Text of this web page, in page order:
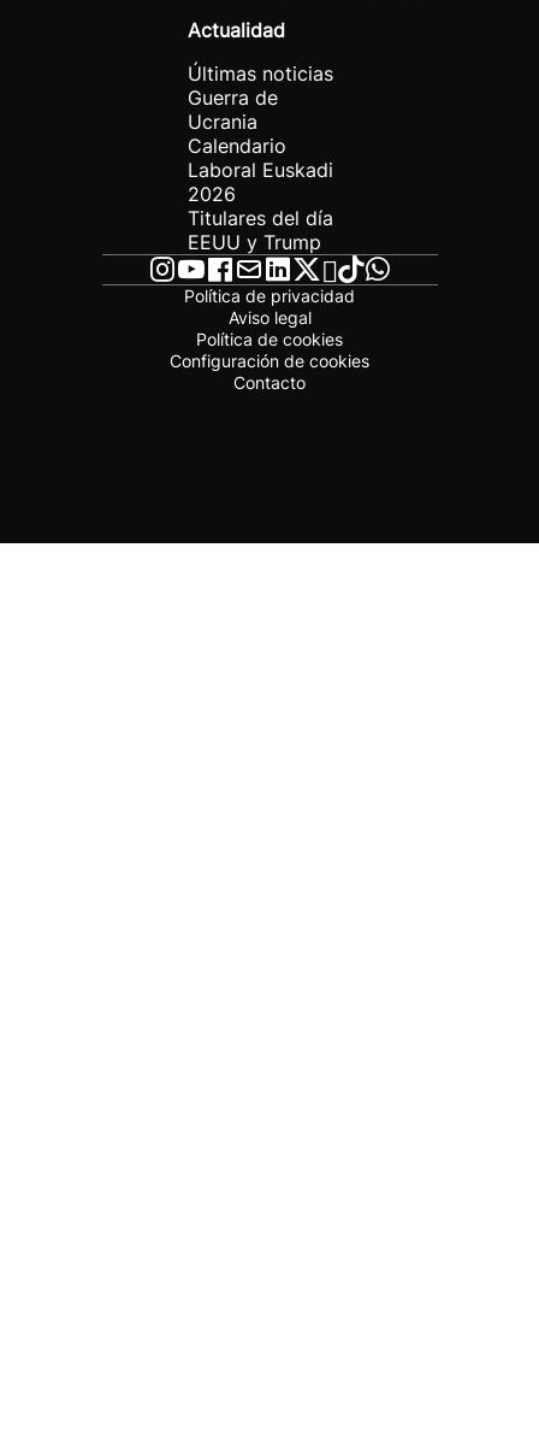
Actualidad
Últimas noticias
Guerra de
Ucrania
Calendario
Laboral Euskadi
2026
Titulares del día
EEUU y Trump
Política de privacidad
Aviso legal
Política de cookies
Configuración de cookies
Contacto